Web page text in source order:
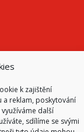
k zajištění
a reklam, poskytování
další
sdílíme se svými